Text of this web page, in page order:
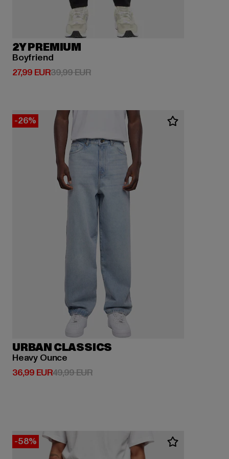
2Y PREMIUM
Boyfriend
27,99 EUR
Prix courant: 27,99 EUR
39,99 EURPrix en promotion: 39,99 EUR
-26%
URBAN CLASSICS
Heavy Ounce
36,99 EUR
Prix courant: 36,99 EUR
49,99 EURPrix en promotion: 49,99 EUR
-58%